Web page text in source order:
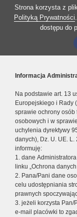
Strona korzysta z
Polityką Prywatności
dostępu do
Informacja
Na podstawie art. 13
Europejskiego i Rady
sprawie ochrony osób
osobowych i w
uchylenia dyrektywy
danych), Dz. U. UE.
informuję:
1. dane
linku „Ochrona
2. Pana/Pani dane
celu udostępniania
prawnych
3. jeżeli korzysta Pan/
e-mail placówki to